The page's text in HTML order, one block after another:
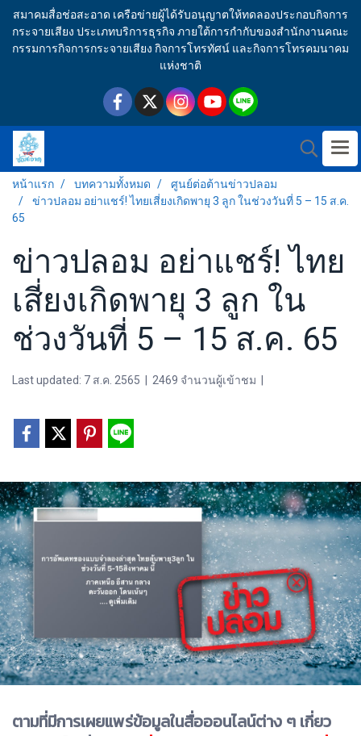
สมาคมสื่อช่อสะอาด เครือข่ายผู้ได้รับอนุญาตให้ทดลองประกอบกิจการ
กระจายเสียง ประเภทบริการธุรกิจ ภายใต้การกำกับของสำนักงานคณะ
กรรมการกิจการกระจายเสียง กิจการโทรทัศน์ และกิจการโทรคมนาคม
แห่งชาติ
หน้าแรก บทความทั้งหมด
ศูนย์ต่อต้านข่าวปลอม
ข่าวปลอม อย่าแชร์! ไทยเสี่ยงเกิดพายุ 3 ลูก ในช่วงวันที่ 5 – 15 ส.ค.
65
ข่าวปลอม อย่าแชร์! ไทย
เสี่ยงเกิดพายุ 3 ลูก ใน
ช่วงวันที่ 5 – 15 ส.ค. 65
Last updated: 7 ส.ค. 2565 2469 จำนวนผู้เข้าชม
ตามที่มีการเผยแพร่ข้อมูลในสื่อออนไลน์ต่าง ๆ เกี่ยว